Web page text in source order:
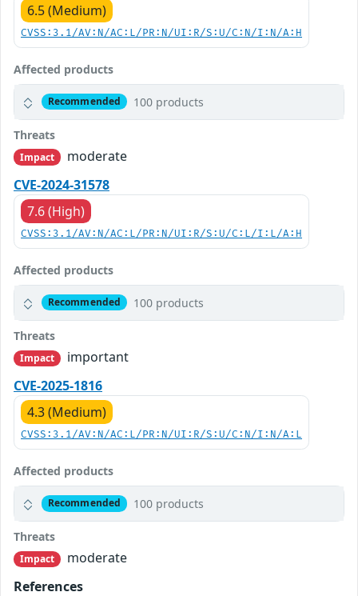
6.5 (Medium)
CVSS:3.1/AV:N/AC:L/PR:N/UI:R/S:U/C:N/I:N/A:H
Affected products
Recommended 100 products
Threats
Impact
moderate
CVE-2024-31578
7.6 (High)
CVSS:3.1/AV:N/AC:L/PR:N/UI:R/S:U/C:L/I:L/A:H
Affected products
Recommended 100 products
Threats
Impact
important
CVE-2025-1816
4.3 (Medium)
CVSS:3.1/AV:N/AC:L/PR:N/UI:R/S:U/C:N/I:N/A:L
Affected products
Recommended 100 products
Threats
Impact
moderate
References